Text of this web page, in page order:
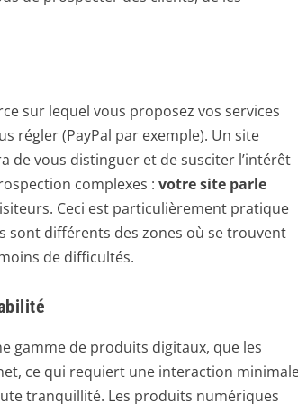
sur lequel vous proposez vos services
régler (PayPal par exemple). Un site
vous distinguer et de susciter l’intérêt
complexes :votre site parle
Ceci est particulièrement pratique
sont différents des zones où se trouvent
de difficultés.
gamme de produits digitaux, que les
ce qui requiert une interaction
tranquillité. Les produits numériques